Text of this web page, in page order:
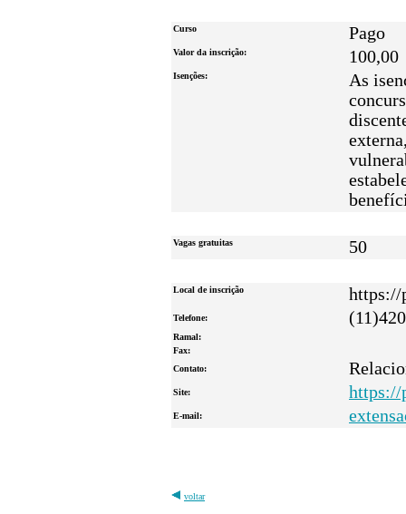
Curso Pago
Valor da inscrição: 100,00
Isenções:
As
Vagas gratuitas 50
Local de inscrição https://
Telefone:
Ramal:
Fax:
Contato:
Site: https://
E-mail:
voltar